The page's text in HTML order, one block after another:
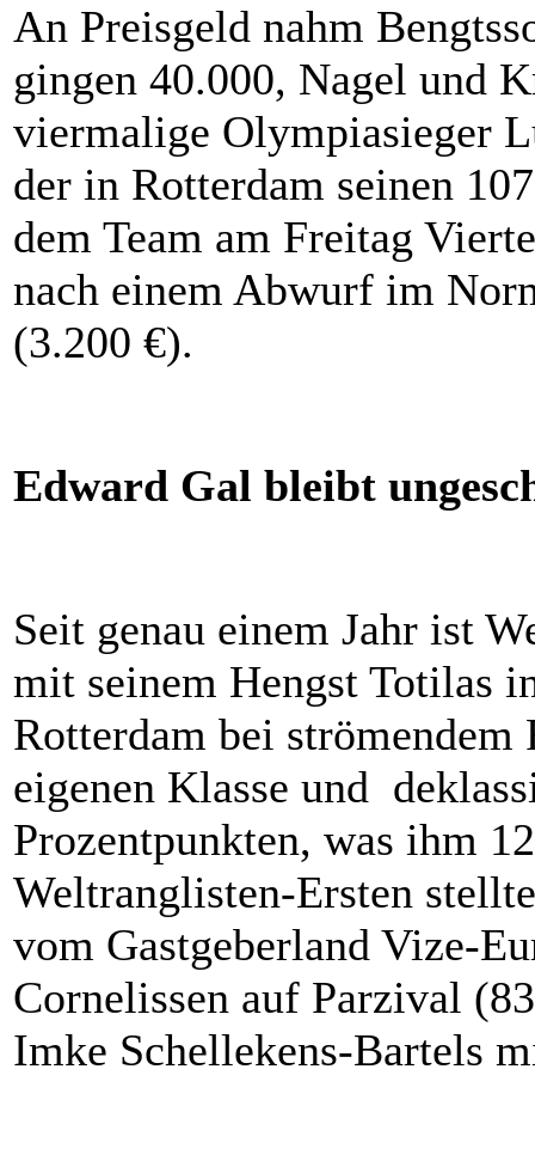
An Preisgeld nahm
gingen 40.000, Nagel und
viermalige Olympiasieger
der in Rotterdam seinen
dem Team am Freitag
nach einem Abwurf im
(3.200 €).
Edward Gal bleibt
Seit genau einem Jahr ist
mit seinem Hengst Totilas
Rotterdam bei
eigenen Klasse und
Prozentpunkten, was ihm
Weltranglisten-Ersten
vom Gastgeberland Vize-
Cornelissen auf Parzival
Imke Schellekens-Bartels